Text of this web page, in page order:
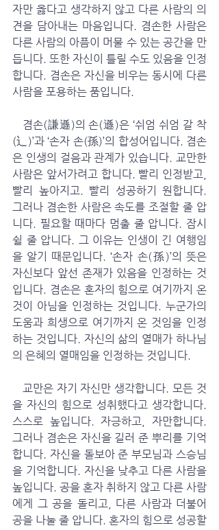
자만 옳다고 생각하지 않고 다른 사람의 의
견을 담아내는 마음입니다. 겸손한 사람은
다른 사람의 아픔이 머물 수 있는 공간을 만
듭니다. 또한 자신이 틀릴 수도 있음을 인정
합니다. 겸손은 자신을 비우는 동시에 다른
사람을 포용하는 품입니다.
(辶)’과 ‘손자 손(孫)’의 합성어입니다. 겸손
은 인생의 걸음과 관계가 있습니다. 교만한
사람은 앞서가려고 합니다. 빨리 인정받고,
빨리 높아지고. 빨리 성공하기 원합니다.
그러나 겸손한 사람은 속도를 조절할 줄 압
니다. 필요할 때마다 멈출 줄 압니다. 잠시
쉴 줄 압니다. 그 이유는 인생이 긴 여행임
을 알기 때문입니다. ‘손자 손(孫)’의 뜻은
자신보다 앞선 존재가 있음을 인정하는 것
입니다. 겸손은 혼자의 힘으로 여기까지 온
것이 아님을 인정하는 것입니다. 누군가의
도움과 희생으로 여기까지 온 것임을 인정
하는 것입니다. 자신의 삶의 열매가 하나님
의 은혜의 열매임을 인정하는 것입니다.
을 자신의 힘으로 성취했다고 생각합니다.
스스로 높입니다. 자긍하고, 자만합니다.
그러나 겸손은 자신을 길러 준 뿌리를 기억
합니다. 자신을 돌보아 준 부모님과 스승님
을 기억합니다. 자신을 낮추고 다른 사람을
높입니다. 공을 혼자 취하지 않고 다른 사람
에게 그 공을 돌리고, 다른 사람과 더불어
공을 나눌 줄 압니다. 혼자의 힘으로 성공할